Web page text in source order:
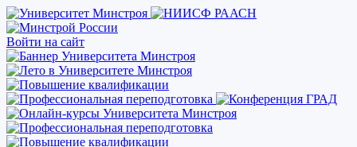
Войти на сайт